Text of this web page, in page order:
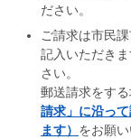
ださい。
ご請求は市民
記入いただき
さい。
郵送請求をする
請求」に沿っ
ます） をお願